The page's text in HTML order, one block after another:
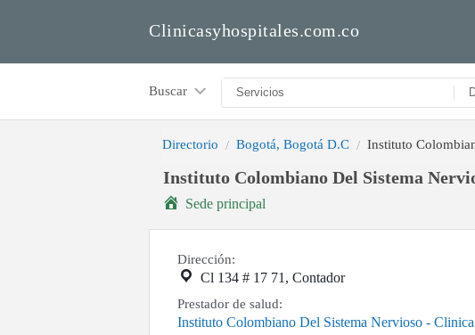
Clinicasyhospitales.com.co
Buscar
Directorio Bogotá, Bogotá D.C Instituto
Instituto Colombiano Del Sistema
Sede principal
Dirección:
Cl 134 # 17 71, Contador
Prestador de salud:
Instituto Colombiano Del Sistema Nervioso - Clinica